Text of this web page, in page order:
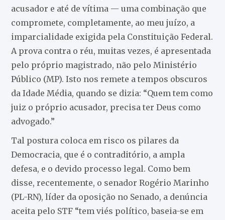
acusador e até de vítima — uma combinação que
compromete, completamente, ao meu juízo, a
imparcialidade exigida pela Constituição Federal.
A prova contra o réu, muitas vezes, é apresentada
pelo próprio magistrado, não pelo Ministério
Público (MP). Isto nos remete a tempos obscuros
da Idade Média, quando se dizia: “Quem tem como
juiz o próprio acusador, precisa ter Deus como
advogado.”
Tal postura coloca em risco os pilares da
Democracia, que é o contraditório, a ampla
defesa, e o devido processo legal. Como bem
disse, recentemente, o senador Rogério Marinho
(PL-RN), líder da oposição no Senado, a denúncia
aceita pelo STF “tem viés político, baseia-se em